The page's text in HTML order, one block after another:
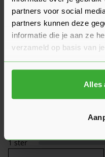
partners voor social
partners kunnen deze
informatie die je aan ze
verzameld op basis van
Alles
10/
Beoordelingen
sterren
3
1 ster